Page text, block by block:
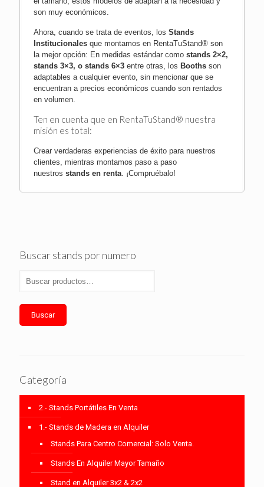
son muy económicos.
Ahora, cuando se trata de eventos, los Stands
Institucionalesque montamos en RentaTuStand® son
la mejor opción: En medidas estándar como stands 2×2,
stands 3×3, o stands 6×3entre otras, los Boothsson
adaptables a cualquier evento, sin mencionar que se
encuentran a precios económicos cuando son rentados
en volumen.
Ten en cuenta que en RentaTuStand® nuestra
misión es total:
Crear verdaderas experiencias de éxito para nuestros
clientes, mientras montamos paso a paso
nuestros stands en renta. ¡Compruébalo!
Buscar stands por numero
Buscar
Categoría
2.- Stands Portátiles En Venta
1.- Stands de Madera en Alquiler
Stands Para Centro Comercial: Solo Venta.
Stands En Alquiler Mayor Tamaño
Stand en Alquiler 3x2 & 2x2